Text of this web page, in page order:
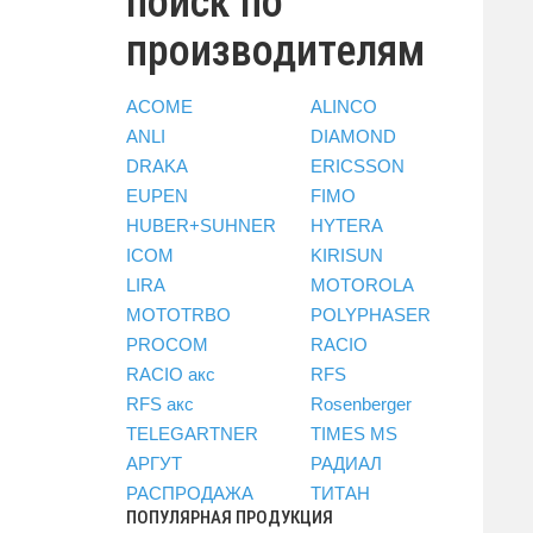
производителям
ACOME
ALINCO
ANLI
DIAMOND
DRAKA
ERICSSON
EUPEN
FIMO
HUBER+SUHNER
HYTERA
ICOM
KIRISUN
LIRA
MOTOROLA
MOTOTRBO
POLYPHASER
PROCOM
RACIO
RACIO акс
RFS
RFS акс
Rosenberger
TELEGARTNER
TIMES MS
АРГУТ
РАДИАЛ
РАСПРОДАЖА
ТИТАН
ПОПУЛЯРНАЯ ПРОДУКЦИЯ